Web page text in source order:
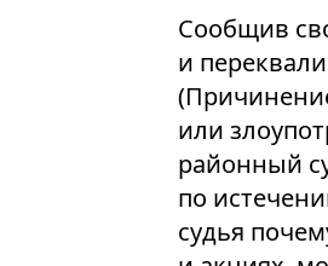
Сообщив
и
или
районный
по
судья